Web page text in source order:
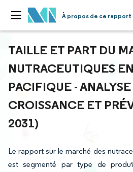
À propos de ce rapport
TAILLE ET PART DU
NUTRACEUTIQUES
PACIFIQUE -
CROISSANCE ET
2031)
Le rapport sur le marché des
est segmenté par type de